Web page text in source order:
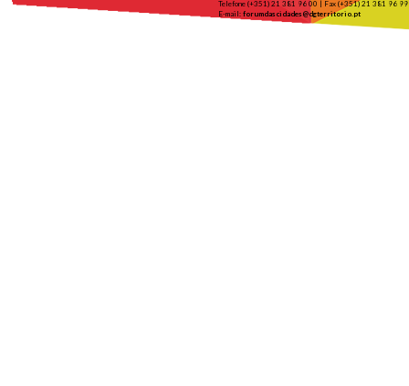
Telefone (+351) 21 381 96 00 | Fax (+351) 21 381 96 99
E-mail: forumdascidades@dgterritorio.pt